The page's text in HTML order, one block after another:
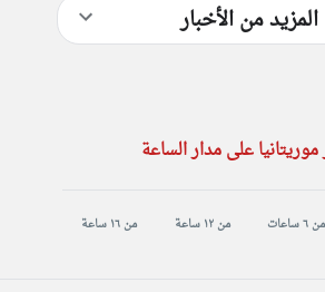
المزيد من الأخبار
موريتانيا على مدار الساعة
من ٦ ساعات من ١٢ ساعة من ١٦ ساعة